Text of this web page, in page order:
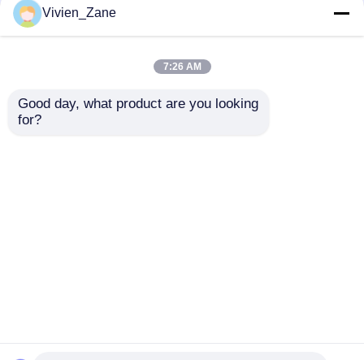
線形ガイド・レール
HGW55線形スライド
Vivien_Zane
7:26 AM
Good day, what product are you looking
for?